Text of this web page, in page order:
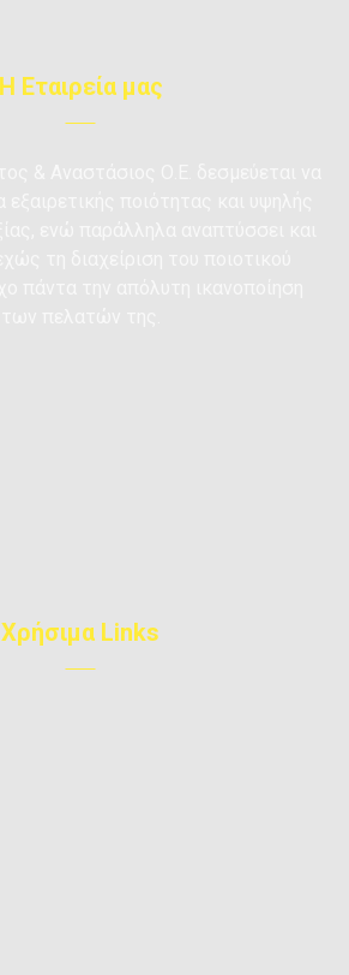
Η Εταιρεία μας
Χρήσιμα Links